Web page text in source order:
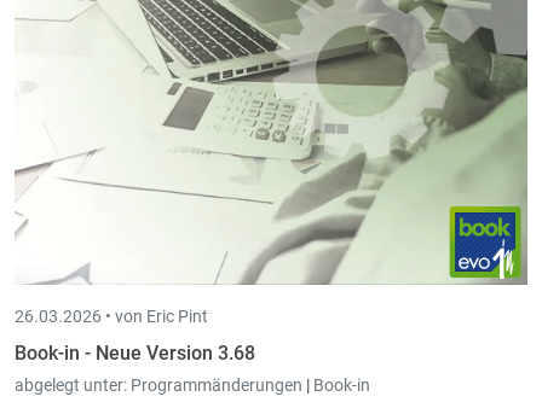
Diese Krankheitstage werden weder für die 77- noch für
die 546-Tage-Regelung berücksichtigt. Die Krankheit wird
ebenfalls über die DECMAL der CCSS gemeldet.
Neue Lohnart „Abgelehnte Stunden Krankheit“ (HMALNA),
die in der täglichen Stundeneingabe verwendet werden
kann.
26.03.2026 • von Eric Pint
Book-in - Neue Version 3.68
abgelegt unter: Programmänderungen | Book-in